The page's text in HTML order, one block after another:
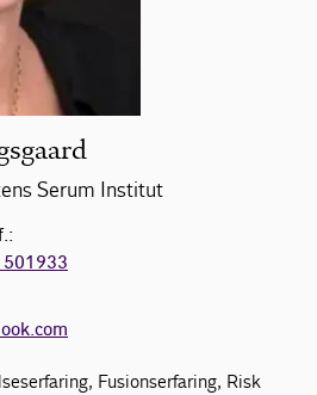
Serum Institut
Fusionserfaring, Risk